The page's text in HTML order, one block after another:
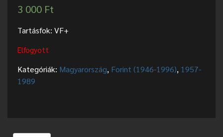
3 000 Ft
Tartásfok: VF+
Elfogyott
Kategóriák: Magyarország, Forint (1946-1996), 1957-
1989